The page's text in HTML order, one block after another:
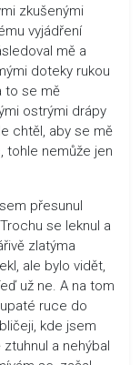
zkušenými
vyjádření
mě a
doteky rukou
to se mě
ostrými drápy
chtěl, aby se mě
tohle nemůže jen
přesunul
se leknul a
zlatýma
ale bylo vidět,
už ne. A na tom
ruce do
kde jsem
a nehýbal